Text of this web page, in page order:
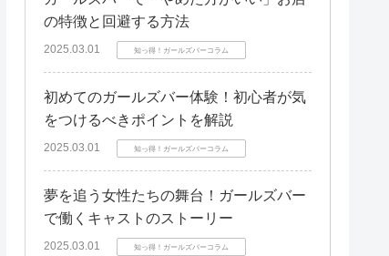
の特徴と回避する方法
2025.03.01 知っ得！ガールズバーコラム
初めてのガールズバー体験！初心者が気
をつけるべきポイントを解説
2025.03.01 知っ得！ガールズバーコラム
夢を追う女性たちの舞台！ガールズバー
で働くキャストのストーリー
2025.03.01 知っ得！ガールズバーコラム